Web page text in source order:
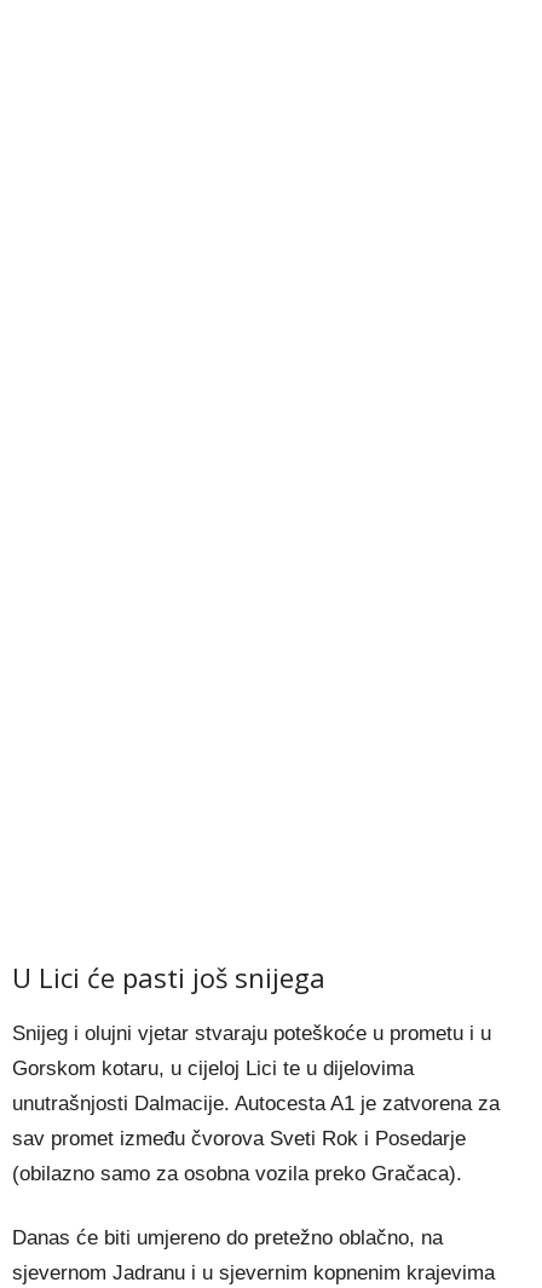
U Lici će pasti još snijega
Snijeg i olujni vjetar stvaraju poteškoće u prometu i u
Gorskom kotaru, u cijeloj Lici te u dijelovima
unutrašnjosti Dalmacije. Autocesta A1 je zatvorena za
sav promet između čvorova Sveti Rok i Posedarje
(obilazno samo za osobna vozila preko Gračaca).
Danas će biti umjereno do pretežno oblačno, na
sjevernom Jadranu i u sjevernim kopnenim krajevima